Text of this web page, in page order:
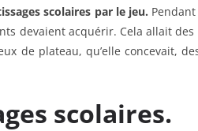
scolaires par le jeu.
devaient acquérir. Cela allait des
de plateau, qu’elle concevait,
scolaires.